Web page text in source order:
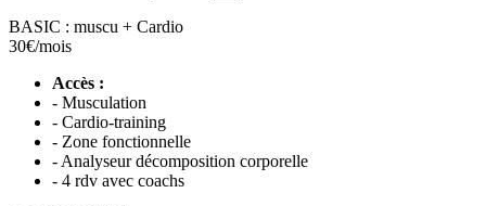
BASIC : muscu + Cardio
30€/mois
Accès :
- Musculation
- Cardio-training
- Zone fonctionnelle
- Analyseur décomposition corporelle
- 4 rdv avec coachs